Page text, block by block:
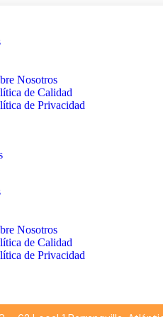
Nosotros
de Calidad
de Privacidad
Nosotros
de Calidad
de Privacidad